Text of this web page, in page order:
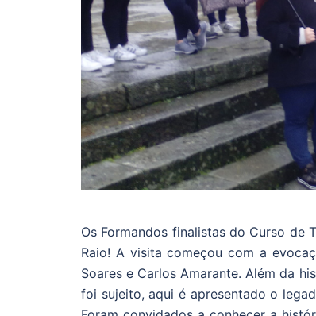
Os Formandos finalistas do Curso de
Raio! A visita começou com a
Soares e Carlos Amarante. Além da
foi sujeito, aqui é apresentado o